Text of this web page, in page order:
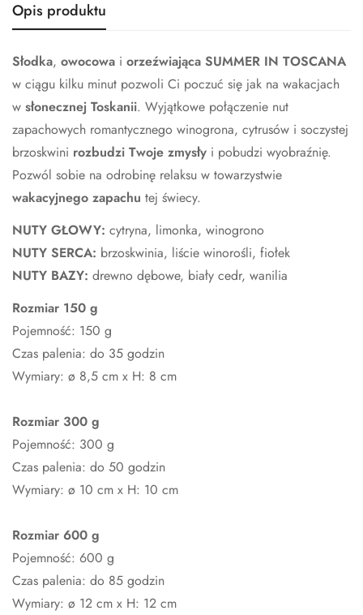
Opis produktu
Słodka, owocowa i orzeźwiająca SUMMER IN TOSCANA
w ciągu kilku minut pozwoli Ci poczuć się jak na wakacjach
w słonecznej Toskanii. Wyjątkowe połączenie nut
zapachowych romantycznego winogrona, cytrusów i soczystej
brzoskwini rozbudzi Twoje zmysły i pobudzi wyobraźnię.
Pozwól sobie na odrobinę relaksu w towarzystwie
wakacyjnego zapachu tej świecy.
NUTY GŁOWY: cytryna, limonka, winogrono
NUTY SERCA: brzoskwinia, liście winorośli, fiołek
NUTY BAZY: drewno dębowe, biały cedr, wanilia
Rozmiar 150 g
Pojemność: 150 g
Czas palenia: do 35 godzin
Wymiary: ø 8,5 cm x H: 8 cm
Rozmiar 300 g
Pojemność: 300 g
Czas palenia: do 50 godzin
Wymiary: ø 10 cm x H: 10 cm
Rozmiar 600 g
Pojemność: 600 g
Czas palenia: do 85 godzin
Wymiary: ø 12 cm x H: 12 cm